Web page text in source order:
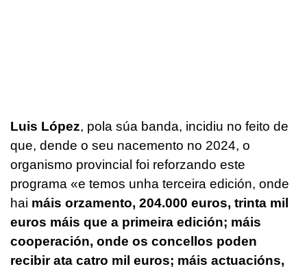
Luis López, pola súa banda, incidiu no feito de
que, dende o seu nacemento no 2024, o
organismo provincial foi reforzando este
programa «e temos unha terceira edición, onde
hai máis orzamento, 204.000 euros, trinta mil
euros máis que a primeira edición; máis
cooperación, onde os concellos poden
recibir ata catro mil euros; máis actuacións,